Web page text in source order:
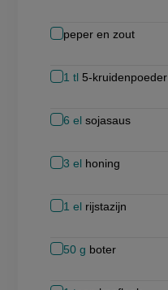
peper en zout
1 tl 5-kruidenpoeder
6 el sojasaus
3 el honing
1 el rijstazijn
50 g boter